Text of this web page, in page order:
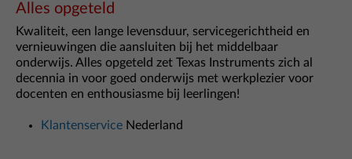
Alles opgeteld
Kwaliteit, een lange levensduur, servicegerichtheid en
vernieuwingen die aansluiten bij het middelbaar
onderwijs. Alles opgeteld zet Texas Instruments zich al
decennia in voor goed onderwijs met werkplezier voor
docenten en enthousiasme bij leerlingen!
Klantenservice Nederland